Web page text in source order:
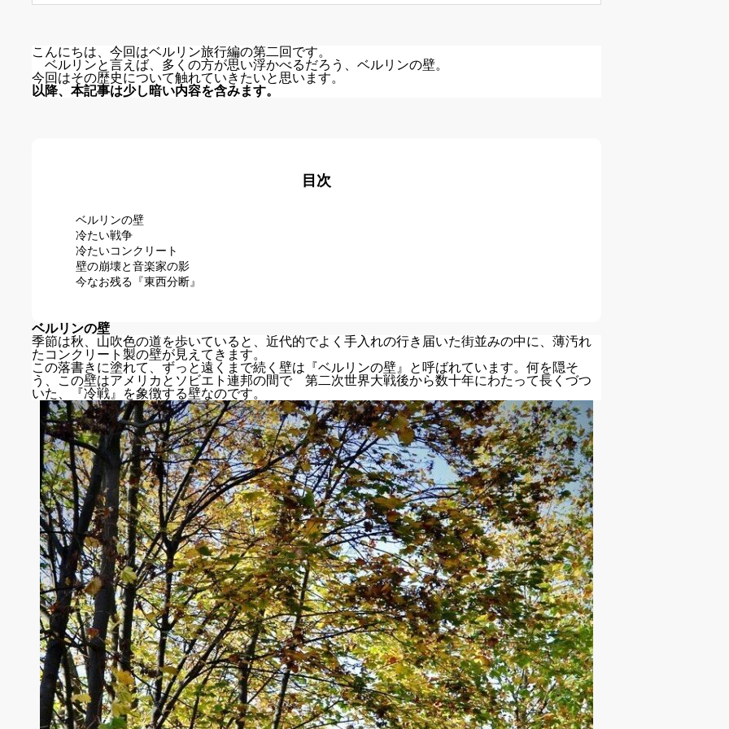
こんにちは、今回はベルリン旅行編の第二回です。
ベルリンと言えば、多くの方が思い浮かべるだろう、ベルリンの壁。
今回はその歴史について触れていきたいと思います。
以降、本記事は少し暗い内容を含みます。
目次
ベルリンの壁
冷たい戦争
冷たいコンクリート
壁の崩壊と音楽家の影
今なお残る『東西分断』
ベルリンの壁
季節は秋、山吹色の道を歩いていると、近代的でよく手入れの行き届いた街並みの中に、薄汚れ
たコンクリート製の壁が見えてきます。
この落書きに塗れて、ずっと遠くまで続く壁は『ベルリンの壁』と呼ばれています。何を隠そ
う、この壁はアメリカとソビエト連邦の間で 第二次世界大戦後から数十年にわたって長くづつ
いた、『冷戦』を象徴する壁なのです。